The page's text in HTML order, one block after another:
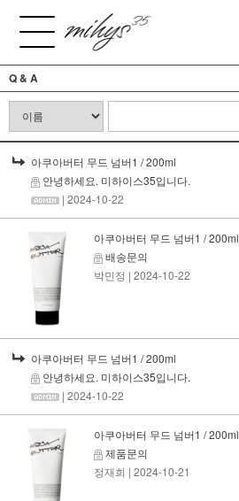
Q & A
아쿠아버터 무드 넘버1 / 200ml
안녕하세요. 미하이스35입니다.
| 2024-10-22
아쿠아버터 무드 넘버1 / 200ml
배송문의
박민정 | 2024-10-22
아쿠아버터 무드 넘버1 / 200ml
안녕하세요. 미하이스35입니다.
| 2024-10-22
아쿠아버터 무드 넘버1 / 200ml
제품문의
정재희 | 2024-10-21